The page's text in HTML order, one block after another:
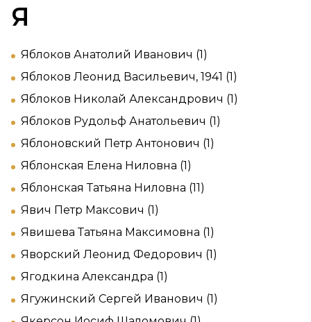
Я
Яблоков Анатолий Иванович (1)
Яблоков Леонид Васильевич, 1941 (1)
Яблоков Николай Александрович (1)
Яблоков Рудольф Анатольевич (1)
Яблоновский Петр Антонович (1)
Яблонская Елена Ниловна (1)
Яблонская Татьяна Ниловна (11)
Явич Петр Максович (1)
Явишева Татьяна Максимовна (1)
Яворский Леонид Федорович (1)
Ягодкина Александра (1)
Ягужинский Сергей Иванович (1)